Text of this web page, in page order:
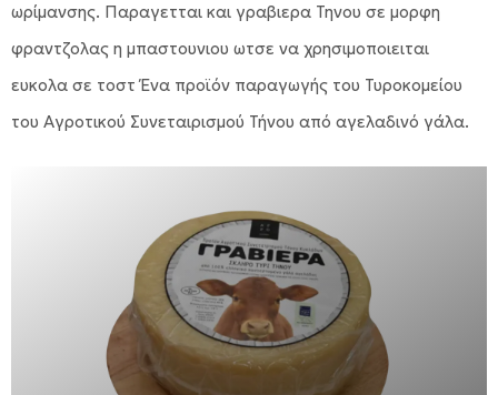
ωρίμανσης. Παραγετται και γραβιερα Τηνου σε μορφη
φραντζολας η μπαστουνιου ωτσε να χρησιμοποιειται
ευκολα σε τοστ Ένα προϊόν παραγωγής του Τυροκομείου
του Αγροτικού Συνεταιρισμού Τήνου από αγελαδινό γάλα.